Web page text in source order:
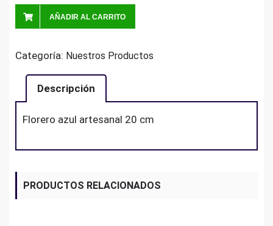
AÑADIR AL CARRITO
Categoría: Nuestros Productos
Descripción
Florero azul artesanal 20 cm
PRODUCTOS RELACIONADOS